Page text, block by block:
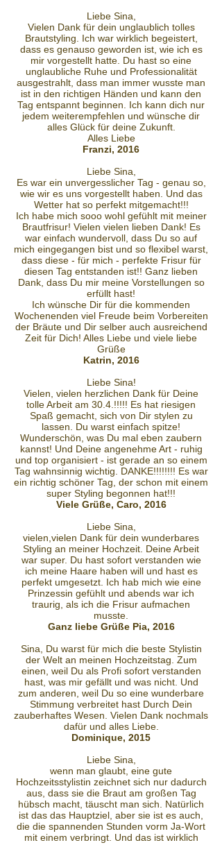
Liebe Sina,
Vielen Dank für dein unglaublich tolles
Brautstyling. Ich war wirklich begeistert,
dass es genauso geworden ist, wie ich es
mir vorgestellt hatte. Du hast so eine
unglaubliche Ruhe und Professionalität
ausgestrahlt, dass man immer wusste man
ist in den richtigen Händen und kann den
Tag entspannt beginnen. Ich kann dich nur
jedem weiterempfehlen und wünsche dir
alles Glück für deine Zukunft.
Alles Liebe
Franzi, 2016
Liebe Sina,
Es war ein unvergesslicher Tag - genau so,
wie wir es uns vorgestellt haben. Und das
Wetter hat so perfekt mitgemacht!!!
Ich habe mich sooo wohl gefühlt mit meiner
Brautfrisur! Vielen vielen lieben Dank! Es
war einfach wundervoll, dass Du so auf
mich eingegangen bist und so flexibel warst,
dass diese - für mich - perfekte Frisur für
diesen Tag entstanden ist!! Ganz lieben
Dank, dass Du mir meine Vorstellungen so
erfüllt hast!
Ich wünsche Dir für die kommenden
Wochenenden viel Freude beim Vorbereiten
der Bräute und Dir selber auch ausreichend
Zeit für Dich! Alles Liebe und viele liebe
Grüße
Katrin, 2016
​Liebe Sina!
Vielen, vielen herzlichen Dank für Deine
tolle Arbeit am 30.4.!!!!! Es hat riesigen
Spaß gemacht, sich von Dir stylen zu
lassen. Du warst einfach spitze!
Wunderschön, was Du mal eben zaubern
kannst! Und Deine angenehme Art - ruhig
und top organisiert - ist gerade an so einem
Tag wahnsinnig wichtig. DANKE!!!!!!!! Es war
ein richtig schöner Tag, der schon mit einem
super Styling begonnen hat!!!
Viele Grüße, Caro, 2016
Liebe Sina,
vielen,vielen Dank für dein wunderbares
Styling an meiner Hochzeit. Deine Arbeit
war super. Du hast sofort verstanden wie
ich meine Haare haben will und hast es
perfekt umgesetzt. Ich hab mich wie eine
Prinzessin gefühlt und abends war ich
traurig, als ich die Frisur aufmachen
musste.
Ganz liebe Grüße Pia, 2016
​Sina, Du warst für mich die beste Stylistin
der Welt an meinen Hochzeitstag. Zum
einen, weil Du als Profi sofort verstanden
hast, was mir gefällt und was nicht. Und
zum anderen, weil Du so eine wunderbare
Stimmung verbreitet hast Durch Dein
zauberhaftes Wesen. Vielen Dank nochmals
dafür und alles Liebe.
Dominique, 2015
Liebe Sina,
wenn man glaubt, eine gute
Hochzeitsstylistin zeichnet sich nur dadurch
aus, dass sie die Braut am großen Tag
hübsch macht, täuscht man sich. Natürlich
ist das das Hauptziel, aber sie ist es auch,
die die spannenden Stunden vorm Ja-Wort
mit einem verbringt. Und das ist wirklich